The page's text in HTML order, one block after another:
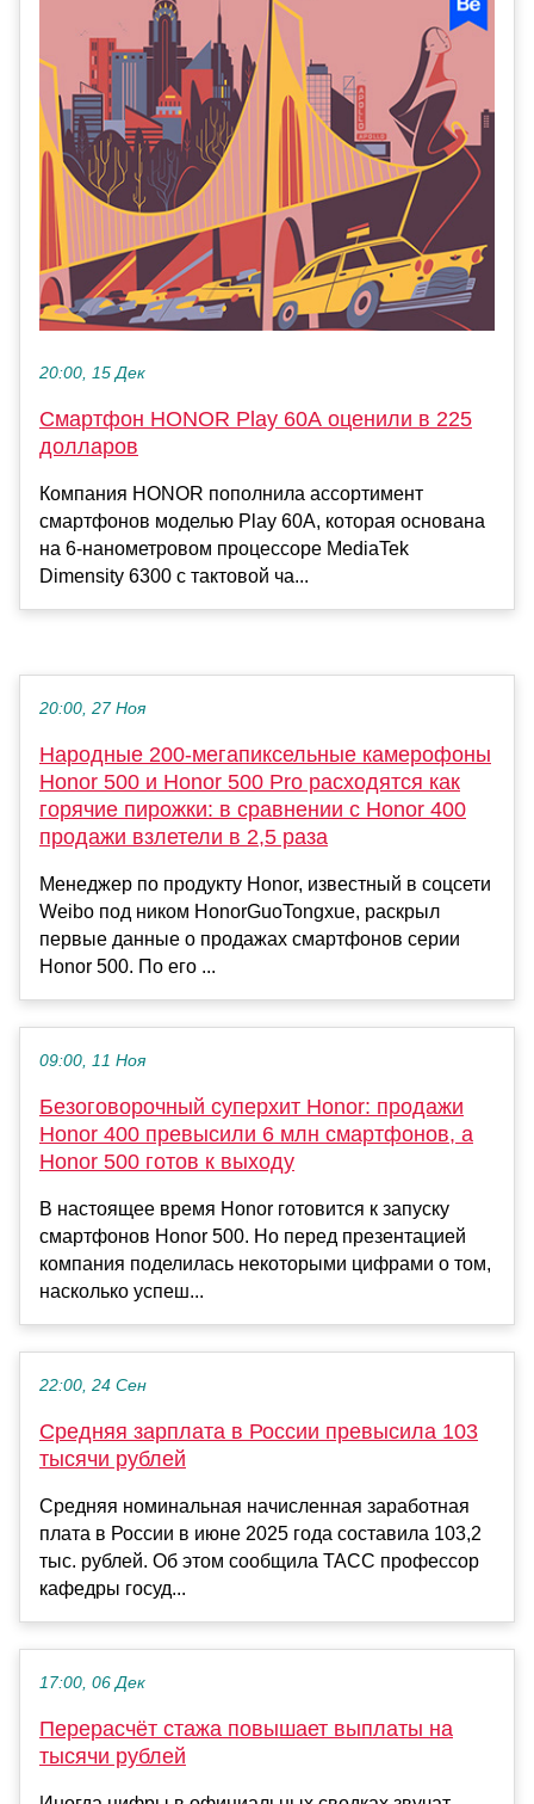
20:00, 15 Дек
Смартфон HONOR Play 60A оценили в 225
долларов
Компания HONOR пополнила ассортимент
смартфонов моделью Play 60A, которая основана
на 6-нанометровом процессоре MediaTek
Dimensity 6300 с тактовой ча...
20:00, 27 Ноя
Народные 200-мегапиксельные камерофоны
Honor 500 и Honor 500 Pro расходятся как
горячие пирожки: в сравнении с Honor 400
продажи взлетели в 2,5 раза
Менеджер по продукту Honor, известный в соцсети
Weibo под ником HonorGuoTongxue, раскрыл
первые данные о продажах смартфонов серии
Honor 500. По его ...
09:00, 11 Ноя
Безоговорочный суперхит Honor: продажи
Honor 400 превысили 6 млн смартфонов, а
Honor 500 готов к выходу
В настоящее время Honor готовится к запуску
смартфонов Honor 500. Но перед презентацией
компания поделилась некоторыми цифрами о том,
насколько успеш...
22:00, 24 Сен
Средняя зарплата в России превысила 103
тысячи рублей
Средняя номинальная начисленная заработная
плата в России в июне 2025 года составила 103,2
тыс. рублей. Об этом сообщила ТАСС профессор
кафедры госуд...
17:00, 06 Дек
Перерасчёт стажа повышает выплаты на
тысячи рублей